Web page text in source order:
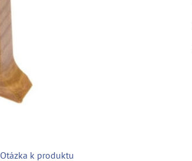
Otázka k produktu